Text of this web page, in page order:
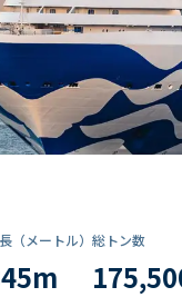
（メートル）
m
総トン数​